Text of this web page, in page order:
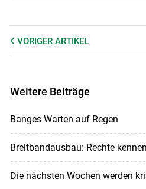
VORIGER ARTIKEL
Weitere Beiträge
Banges Warten auf Regen
Breitbandausbau: Rechte
Die nächsten Wochen werden